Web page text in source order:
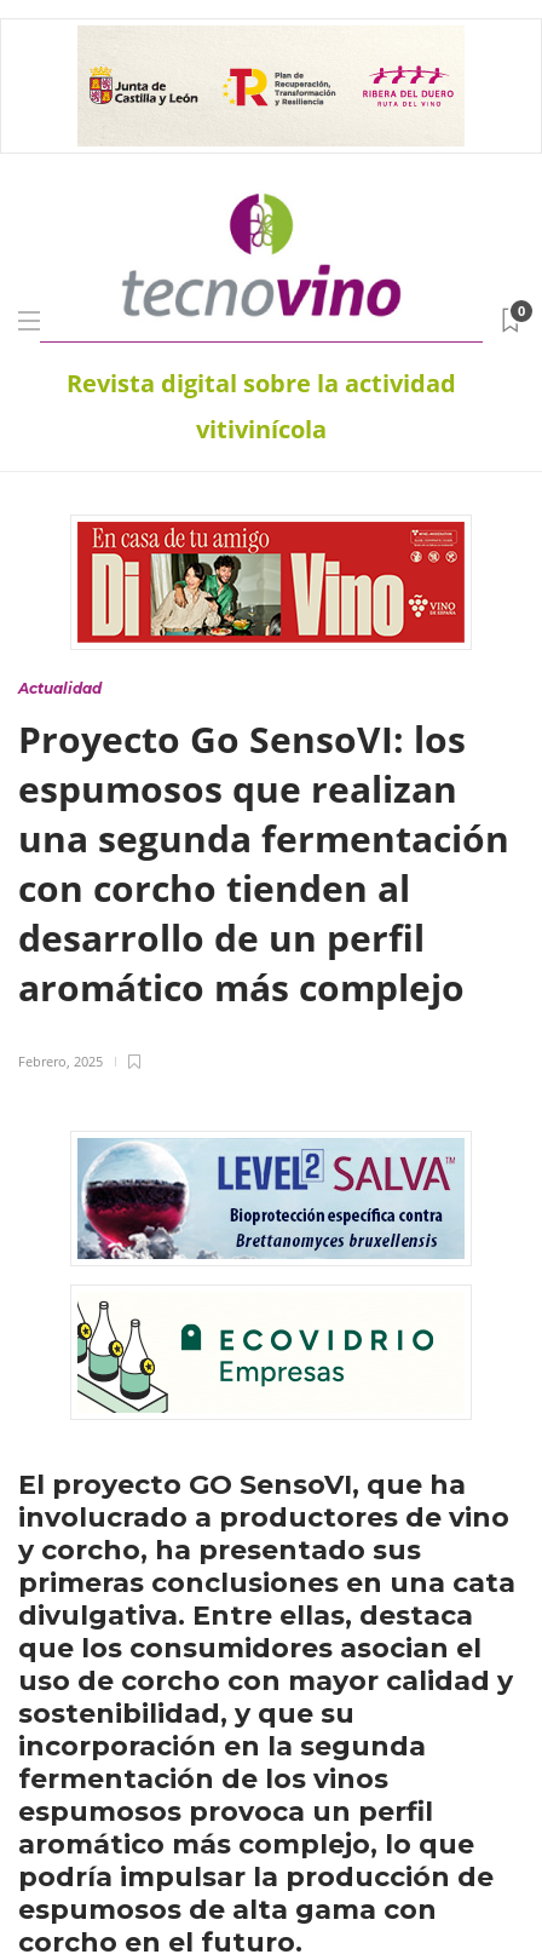
Revista digital sobre la actividad
vitivinícola
0
Actualidad
Proyecto Go SensoVI: los
espumosos que realizan
una segunda fermentación
con corcho tienden al
desarrollo de un perfil
aromático más complejo
Febrero, 2025
El proyecto GO SensoVI, que ha
involucrado a productores de vino
y corcho, ha presentado sus
primeras conclusiones en una cata
divulgativa. Entre ellas, destaca
que los consumidores asocian el
uso de corcho con mayor calidad y
sostenibilidad, y que su
incorporación en la segunda
fermentación de los vinos
espumosos provoca un perfil
aromático más complejo, lo que
podría impulsar la producción de
espumosos de alta gama con
corcho en el futuro.